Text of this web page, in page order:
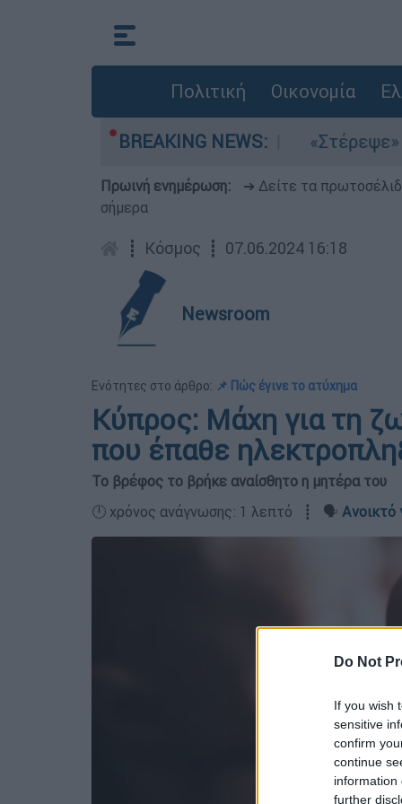
Do Not
If you wish
sensitive
confirm
continue
information
further
Πολιτική Οικονομία
BREAKING NEWS:
μελτέμια στο Αιγαίο «Στέρεψε» η
Πρωινή ενημέρωση: ➔ Δείτε τα
σήμερα
┋ Κόσμος ┋ 07.06.2024 16:18
Newsroom
Ενότητες στο άρθρο: 📌 Πώς έγινε το ατύχημα
Κύπρος: Μάχη για τη
που έπαθε
Το βρέφος το βρήκε αναίσθητο η μητέρα του
🕛 χρόνος ανάγνωσης: 1 λεπτό ┋ 🗣️ Ανοικτό